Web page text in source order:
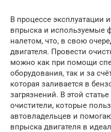
В процессе эксплуатации
впрыска и используемые
налетом, что, в свою
двигателя. Провести
можно как при помощи
оборудования, так и за
которая заливается в
загрязнений. В этой
очистители, которые
автовладельцев и
впрыска двигателя в